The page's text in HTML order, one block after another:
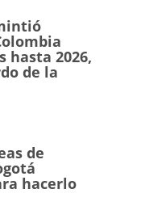
hasta 2026,
de la
de
hacerlo